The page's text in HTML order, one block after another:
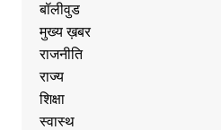
बॉलीवुड
मुख्य ख़बर
राजनीति
राज्य
शिक्षा
स्वास्थ